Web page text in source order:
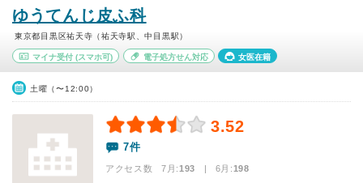
ゆうてんじ皮ふ科
東京都目黒区祐天寺（祐天寺駅、中目黒駅）
マイナ受付 (スマホ可) 電子処方せん対応 女医在籍
土曜（〜12:00）
3.52
7件
アクセス数 7月:193 | 6月:198